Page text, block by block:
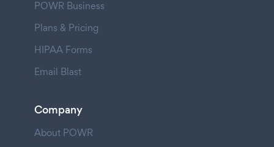
POWR Business
Plans & Pricing
HIPAA Forms
Email Blast
Company
About POWR